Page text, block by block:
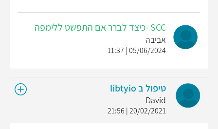
SCC -כיצד לברר אם התפשט ללימפה
אביבה
05/06/2024 | 11:37
טיפול ב libtyio
David
20/02/2021 | 21:56